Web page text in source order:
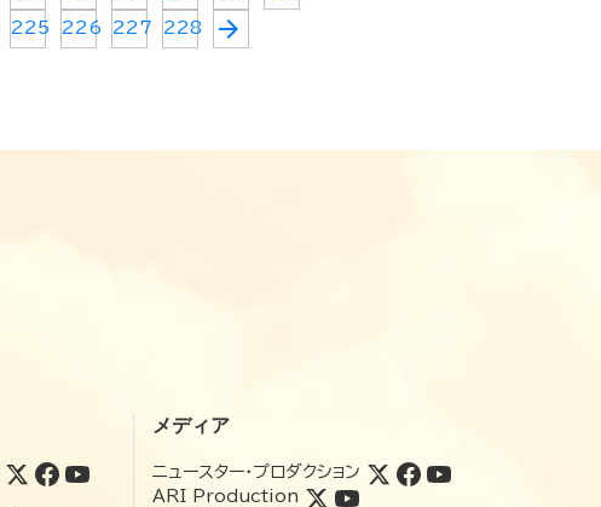
225 226 227 228 arrow_forward
メディア
ニュースター・プロダクション
ARI Production